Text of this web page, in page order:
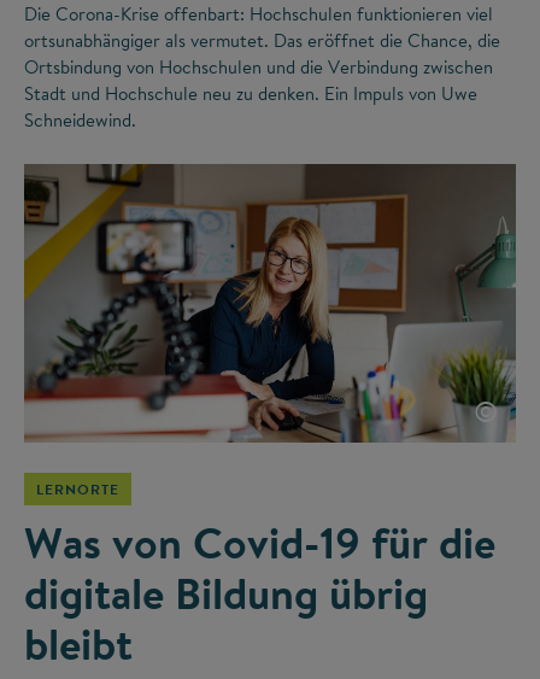
Die Corona-Krise offenbart: Hochschulen funktionieren viel
ortsunabhängiger als vermutet. Das eröffnet die Chance, die
Ortsbindung von Hochschulen und die Verbindung zwischen
Stadt und Hochschule neu zu denken. Ein Impuls von Uwe
Schneidewind.
©
LERNORTE
Was von Covid-19 für die
digitale Bildung übrig
bleibt